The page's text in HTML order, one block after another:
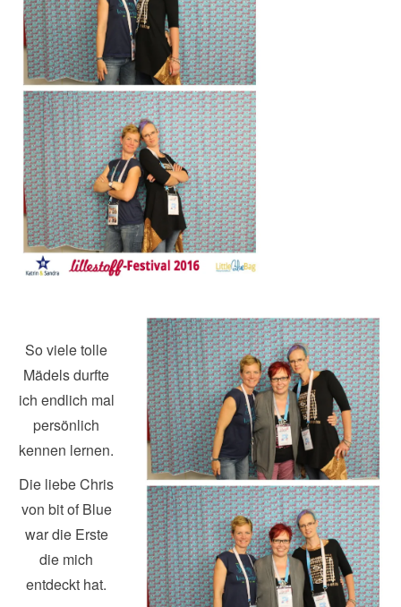
So viele tolle
Mädels durfte
ich endlich mal
persönlich
kennen lernen.
Die liebe Chris
von bit of Blue
war die Erste
die mich
entdeckt hat.